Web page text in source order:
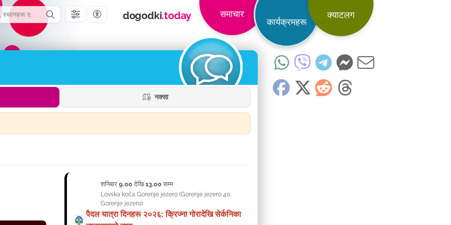
पहुँचयोग्यता सेटिङहरू
dogodki.today समाचार
कार्यक्रमहरू
क्याटलग
नक्सा
शनिबार9.00 देखि13.00 सम्म
Lovska koča Gorenje jezero (Gorenje jezero 40,
Gorenje jezero)
पैदल यात्रा दिनहरू २०२६: क्रिज्ना गोरादेखि सेर्कनिका